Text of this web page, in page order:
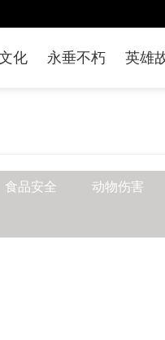
化 永垂不朽 英雄
食品安全 动物伤害